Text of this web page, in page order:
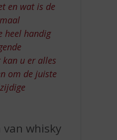
en wat is de
heel handig
u er alles
om de juiste
van whisky